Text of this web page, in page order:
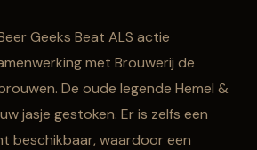
Geeks Beat ALS actie
met Brouwerij de
De oude legende Hemel &
jasje gestoken. Er is zelfs een
beschikbaar, waardoor een